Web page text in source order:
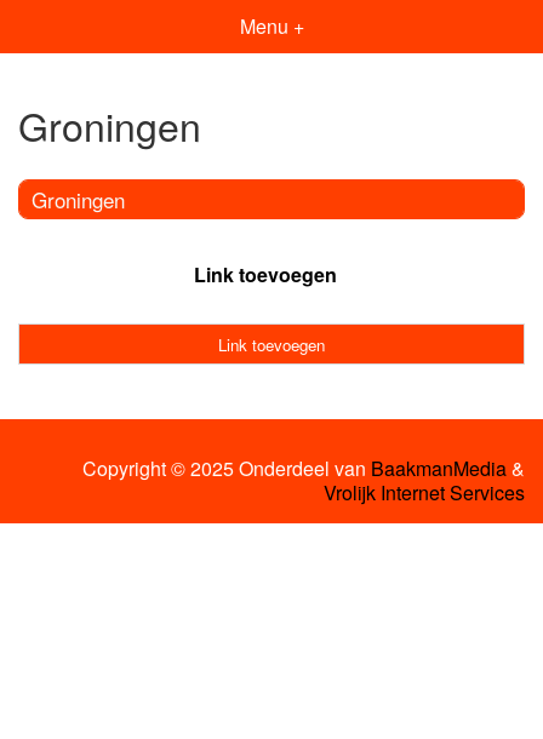
Menu +
Groningen
Groningen
Link toevoegen
Link toevoegen
Copyright © 2025 Onderdeel van BaakmanMedia&
Vrolijk Internet Services